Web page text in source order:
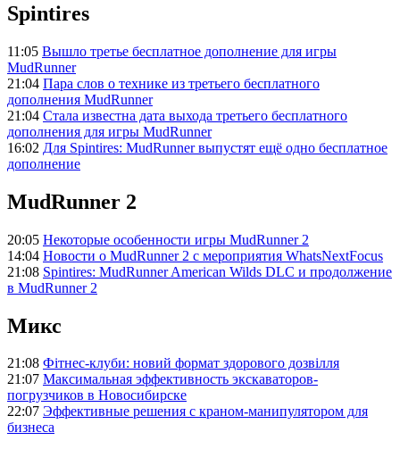
Spintires
11:05 Вышло третье бесплатное дополнение для игры
MudRunner
21:04 Пара слов о технике из третьего бесплатного
дополнения MudRunner
21:04 Стала известна дата выхода третьего бесплатного
дополнения для игры MudRunner
16:02 Для Spintires: MudRunner выпустят ещё одно бесплатное
дополнение
MudRunner 2
20:05 Некоторые особенности игры MudRunner 2
14:04 Новости о MudRunner 2 с мероприятия WhatsNextFocus
21:08 Spintires: MudRunner American Wilds DLC и продолжение
в MudRunner 2
Микс
21:08 Фітнес-клуби: новий формат здорового дозвілля
21:07 Максимальная эффективность экскаваторов-
погрузчиков в Новосибирске
22:07 Эффективные решения с краном-манипулятором для
бизнеса